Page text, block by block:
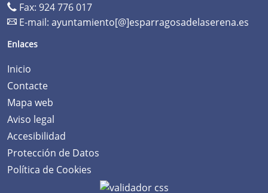
Fax: 924 776 017
E-mail: ayuntamiento[@]esparragosadelaserena.es
Enlaces
Inicio
Contacte
Mapa web
Aviso legal
Accesibilidad
Protección de Datos
Política de Cookies